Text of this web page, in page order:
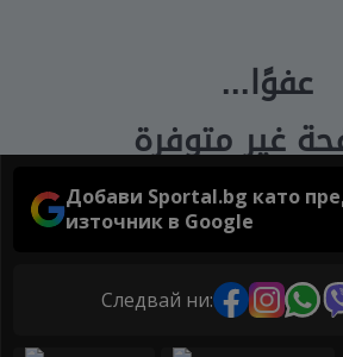
Добави Sportal.bg като
източник в Google
Следвай ни: